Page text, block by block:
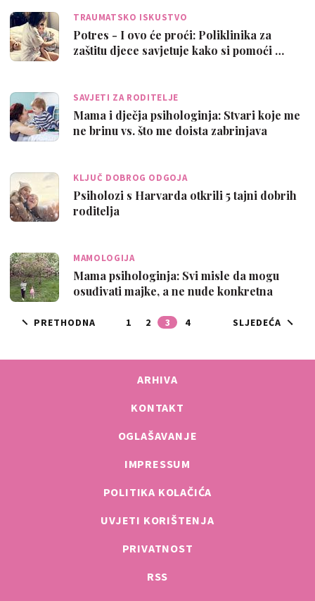
TRAUMATSKO ISKUSTVO
Potres - I ovo će proći: Poliklinika za
zaštitu djece savjetuje kako si pomoći …
SAVJETI ZA RODITELJE
Mama i dječja psihologinja: Stvari koje me
ne brinu vs. što me doista zabrinjava
KLJUČ DOBROG ODGOJA
Psiholozi s Harvarda otkrili 5 tajni dobrih
roditelja
MAMOLOGIJA
Mama psihologinja: Svi misle da mogu
osuđivati majke, a ne nude konkretna
PRETHODNA 1 2 3 4 SLJEDEĆA
ARHIVA
KONTAKT
OGLAŠAVANJE
IMPRESSUM
POLITIKA KOLAČIĆA
UVJETI KORIŠTENJA
PRIVATNOST
RSS